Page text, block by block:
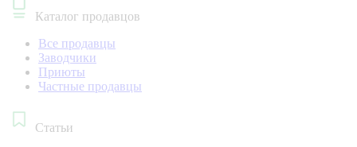
Каталог продавцов
Все продавцы
Заводчики
Приюты
Частные продавцы
Статьи